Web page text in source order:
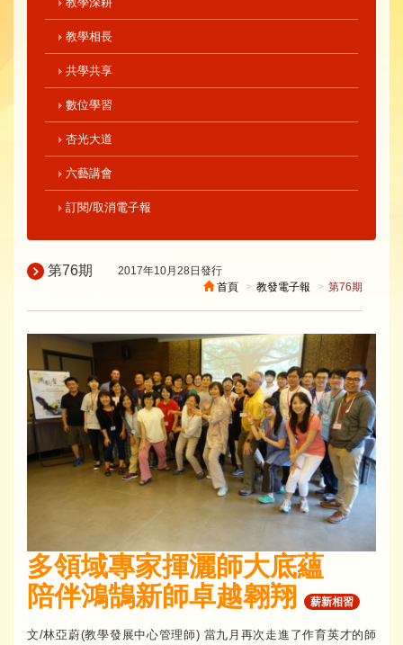
教學相長
共學共享
數位學習
杏光大道
六藝講會
訂閱/取消電子報
第76期
2017年10月28日發行
首頁
教發電子報 第76期
多領域專家揮灑師大底蘊
陪伴鴻鵠新師卓越翱翔
薪新相習
文/林亞蔚(教學發展中心管理師) 當九月再次走進了作育英才的師